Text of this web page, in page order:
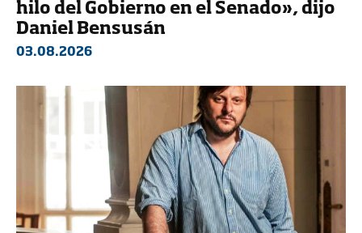
hilo del Gobierno en el Senado», dijo
Daniel Bensusán
03.08.2026